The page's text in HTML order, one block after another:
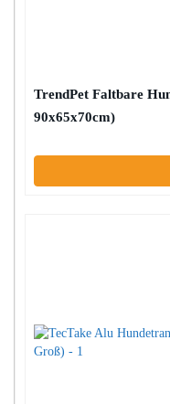
TrendPet Faltbare
90x65x70cm)